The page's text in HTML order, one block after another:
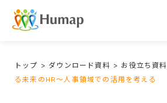
トップ > ダウンロード資料 > お役立ち資料
る未来のHR～人事領域での活用を考える